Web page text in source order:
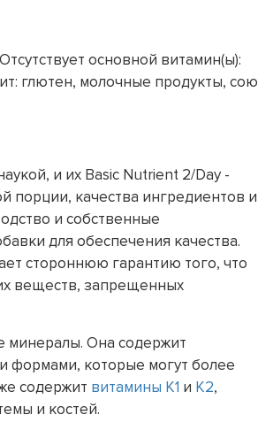
основной витамин(ы):
глютен, молочные продукты, сою
и их Basic Nutrient 2/Day -
порции, качества ингредиентов и
и собственные
для обеспечения качества.
стороннюю гарантию того, что
веществ, запрещенных
минералы. Она содержит
формами, которые могут более
содержит витамины K1 и K2,
и костей.